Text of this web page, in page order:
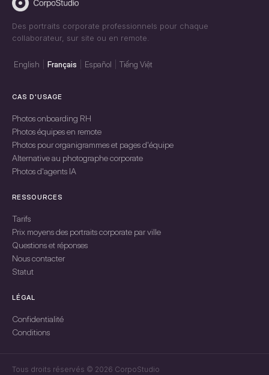
Des portraits corporate professionnels pour chaque
collaborateur, sur site ou en remote.
English Français Español Tiếng Việt
CAS D'USAGE
Photos onboarding RH
Photos équipes en remote
Photos pour organigrammes et pages d'équipe
Alternative au photographe corporate
Photos d'agents IA
RESSOURCES
Tarifs
Prix moyens des portraits corporate par ville
Questions et réponses
Nous contacter
Statut
LÉGAL
Confidentialité
Conditions
Tous droits réservés © 2026 CorpoStudio